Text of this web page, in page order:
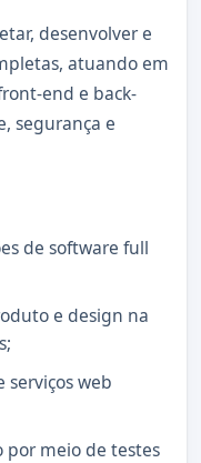
desenvolver e
atuando em
end e back-
segurança e
de software full
e design na
web
meio de testes